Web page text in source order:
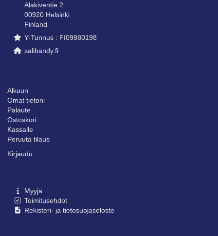
Alakiventie 2
00920 Helsinki
Finland
Y-Tunnus : FI09880198
salibandy.fi
Alkuun
Omat tietoni
Palaute
Ostoskori
Kassalle
Peruuta tilaus
Kirjaudu
Myyjä
Toimitusehdot
Rekisteri- ja tietosuojaseloste